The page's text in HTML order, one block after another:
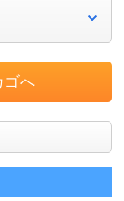
ゴへ